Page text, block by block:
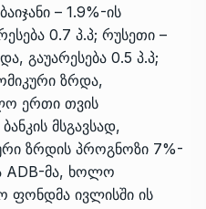
– 1.9%-ის
0.7 პ.პ; რუსეთი –
გაუარესება 0.5 პ.პ;
ზრდა,
ერთი თვის
მსგავსად,
ზრდის პროგნოზი 7%-
ADB-მა, ხოლო
ფონდმა ივლისში ის